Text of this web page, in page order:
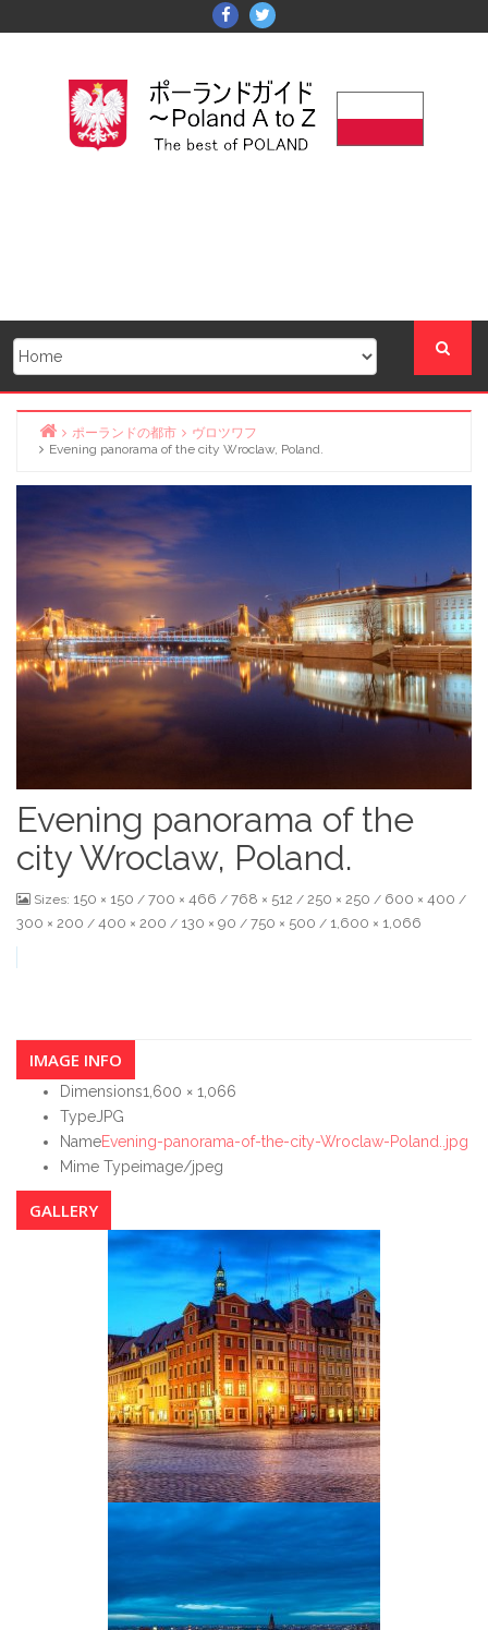
to
Facebook
Twitter
Home
ポーランドの都市
ヴロツワフ
Evening panorama of the city Wroclaw, Poland.
Evening panorama of the
city Wroclaw, Poland.
Sizes: 150 × 150 / 700 × 466 / 768 × 512 / 250 × 250 / 600 × 400 /
300 × 200 / 400 × 200 / 130 × 90 / 750 × 500 / 1,600 × 1,066
IMAGE INFO
Dimensions1,600 × 1,066
Type JPG
NameEvening-panorama-of-the-city-Wroclaw-Poland..jpg
Mime Typeimage/jpeg
GALLERY